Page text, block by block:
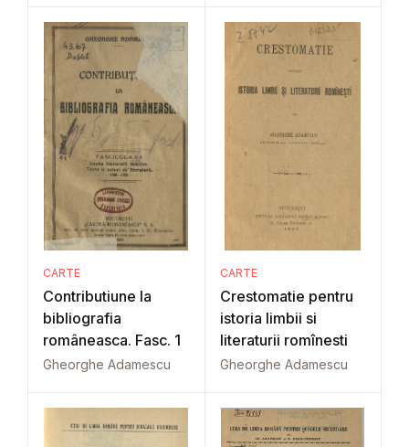
CARTE
Contributiune la
bibliografia
româneasca. Fasc. 1
Gheorghe Adamescu
CARTE
Crestomatie pentru
istoria limbii si
literaturii romînesti
Gheorghe Adamescu